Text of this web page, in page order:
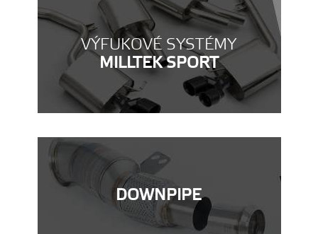
VÝFUKOVÉ SYSTÉMY
MILLTEK SPORT
DOWNPIPE